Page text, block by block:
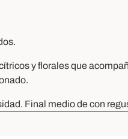
y florales que
Final medio de con